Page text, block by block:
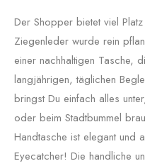
Der Shopper bietet viel
Ziegenleder wurde rein
einer nachhaltigen Tasche,
langjährigen, täglichen
bringst Du einfach alles
oder beim Stadtbummel
Handtasche ist elegant und
Eyecatcher! Die handliche